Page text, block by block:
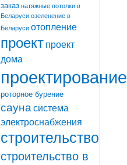
заказ натяжные потолки в
Беларуси озеленение в
Беларуси отопление
проект проект
дома
проектирование
роторное бурение
сауна система
электроснабжения
строительство
строительство в